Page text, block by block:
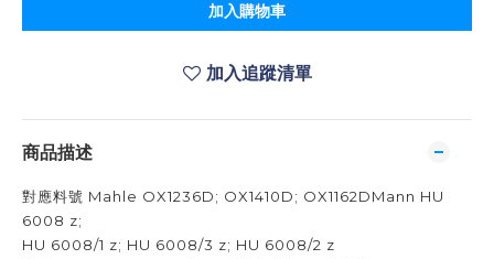
加入購物車
加入追蹤清單
商品描述
對應料號 Mahle OX1236D; OX1410D; OX1162DMann HU
6008 z;
HU 6008/1 z; HU 6008/3 z; HU 6008/2 z